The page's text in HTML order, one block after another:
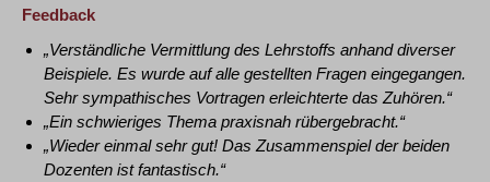
Feedback
„Verständliche Vermittlung des Lehrstoffs anhand diverser
Beispiele. Es wurde auf alle gestellten Fragen eingegangen.
Sehr sympathisches Vortragen erleichterte das Zuhören.“
„Ein schwieriges Thema praxisnah rübergebracht.“
„Wieder einmal sehr gut! Das Zusammenspiel der beiden
Dozenten ist fantastisch.“